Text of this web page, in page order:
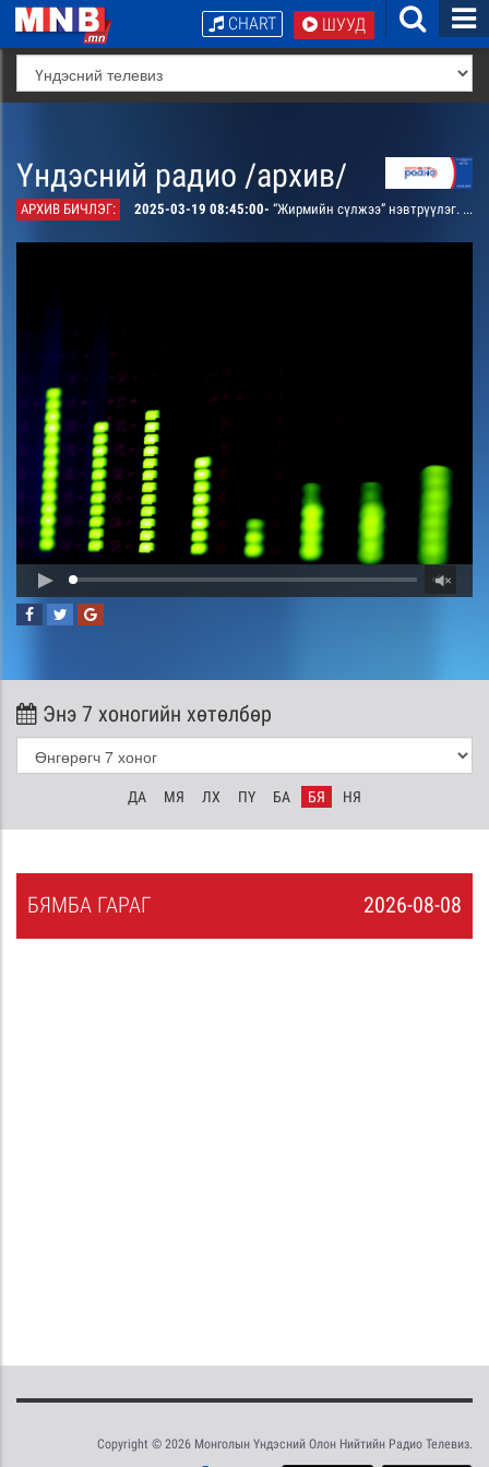
ШУУД
CHART
Үндэсний радио /архив/
АРХИВ БИЧЛЭГ: 2025-03-19 08:45:00- “Жирмийн сүлжээ” нэвтрүүлэг. “Намуун тайван урсгал” бодол эргэцүүлэл
Энэ 7 хоногийн хөтөлбөр
ДА МЯ ЛХ ПҮ БА БЯ НЯ
2026-08-08
БЯМБА ГАРАГ
Copyright © 2026 Монголын Үндэсний Олон Нийтийн Радио Телевиз.